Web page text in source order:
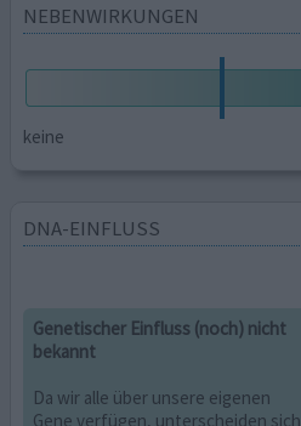
NEBENWIRKUNGEN
keine
DNA-EINFLUSS
Genetischer Einfluss (noch) nicht
bekannt
Da wir alle über unsere eigenen
Gene verfügen, unterscheiden sich